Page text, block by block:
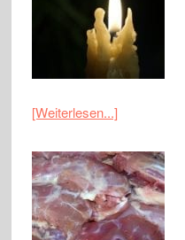
[Weiterlesen...]